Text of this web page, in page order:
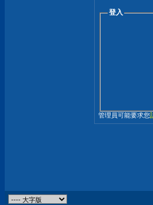
登入
管理員可能要求您